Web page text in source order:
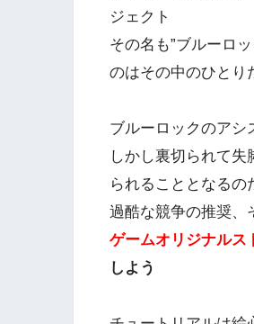
ジェクト
その名も”ブルーロ
のはその中のひと
ブルーロックのアシ
しかし裏切られて
られることとなるの
過酷な競争の推奨、
ゲームオリジナルス
しよう